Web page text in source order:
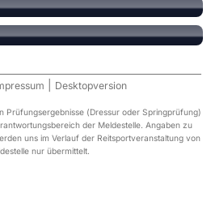
Desktopversion
Prüfungsergebnisse (Dressur oder Springprüfung)
der Meldestelle. Angaben zu
uns im Verlauf der Reitsportveranstaltung von
nur übermittelt.